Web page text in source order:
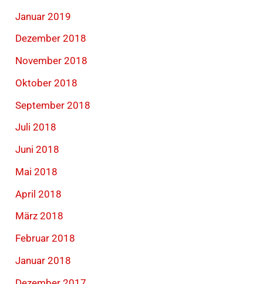
Januar 2019
Dezember 2018
November 2018
Oktober 2018
September 2018
Juli 2018
Juni 2018
Mai 2018
April 2018
März 2018
Februar 2018
Januar 2018